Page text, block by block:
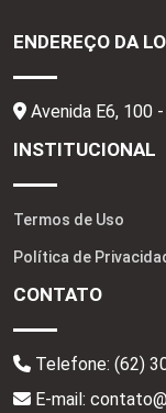
ENDEREÇO DA
Avenida E6, 100
INSTITUCIONAL
Termos de Uso
Política de
CONTATO
Telefone: (62)
E-mail: